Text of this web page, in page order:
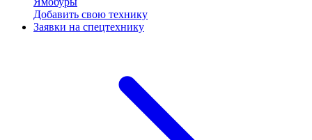
Добавить свою технику
Заявки на спецтехнику